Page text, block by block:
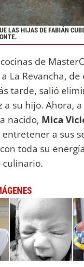
LAS HIJAS DE FABIÁN
de
La Revancha,
tarde, salió
a su hijo. Ahora,
nacido, Mica
a sus
toda su
culinario.